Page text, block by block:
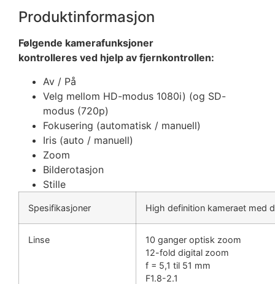
Produktinformasjon
Følgende kamerafunksjoner
kontrolleres ved hjelp av fjernkontrollen:
Av / På
Velg mellom HD-modus 1080i) (og SD-
modus (720p)
Fokusering (automatisk / manuell)
Iris (auto / manuell)
Zoom
Bilderotasjon
Stille
Spesifikasjoner High definition kameraet med
Linse
10 ganger optisk zoom
12-fold digital zoom
f = 5,1 til 51 mm
F1.8-2.1